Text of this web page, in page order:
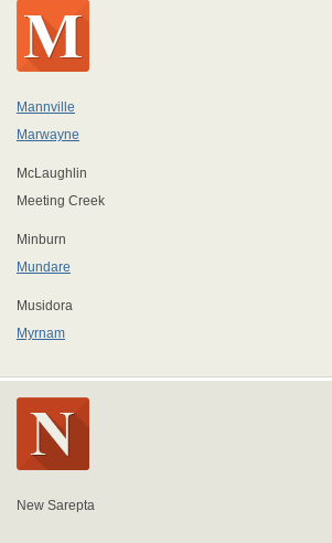
Mannville
Marwayne
McLaughlin
Meeting Creek
Minburn
Mundare
Musidora
Myrnam
New Sarepta